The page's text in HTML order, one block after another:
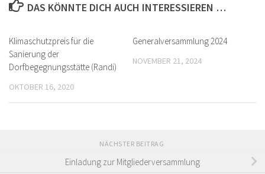
DAS KÖNNTE DICH AUCH INTERESSIEREN …
Klimaschutzpreis für die
Sanierung der
Dorfbegegnungsstätte (Randi)
OKTOBER 16, 2020
Generalversammlung 2024
NOVEMBER 21, 2024
NÄCHSTER BEITRAG
Einladung zur Mitgliederversammlung